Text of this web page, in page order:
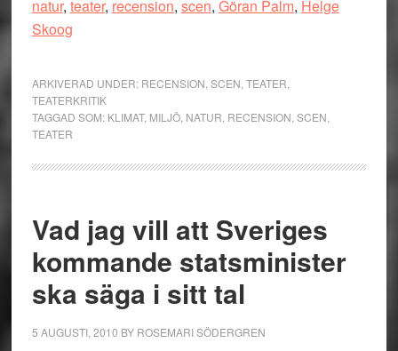
natur, teater, recension, scen, Göran Palm, Helge
Skoog
ARKIVERAD UNDER: RECENSION SCEN TEATER
TEATERKRITIK
TAGGAD SOM: KLIMAT, MILJÖ, NATUR RECENSION SCEN
TEATER
Vad jag vill att Sveriges
kommande statsminister
ska säga i sitt tal
5 AUGUSTI, 2010 BY ROSEMARI SÖDERGREN